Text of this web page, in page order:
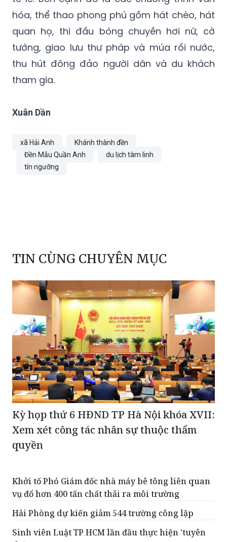
hóa, thể thao phong phú gồm hát chèo, hát
quan họ, thi đấu bóng chuyền hơi nữ, cờ
tướng, giao lưu thư pháp và múa rối nước,
thu hút đông đảo người dân và du khách
tham gia.
Xuân Dần
xã Hải Anh
Khánh thành đền
Đền Mẫu Quần Anh
du lịch tâm linh
tín ngưỡng
TIN CÙNG CHUYÊN MỤC
Kỳ họp thứ 6 HĐND TP Hà Nội khóa XVII:
Xem xét công tác nhân sự thuộc thẩm
quyền
Khởi tố Phó Giám đốc nhà máy bê tông liên quan
vụ đổ hơn 400 tấn chất thải ra môi trường
Hải Phòng dự kiến giảm 544 trường công lập
Sinh viên Luật TP HCM lần đầu thực hiện 'tuyên